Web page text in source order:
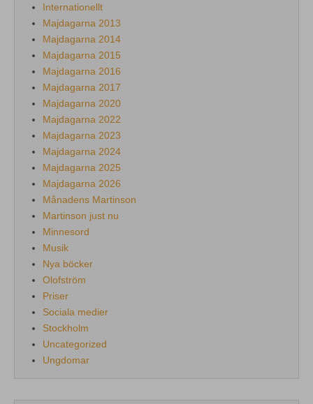
Internationellt
Majdagarna 2013
Majdagarna 2014
Majdagarna 2015
Majdagarna 2016
Majdagarna 2017
Majdagarna 2020
Majdagarna 2022
Majdagarna 2023
Majdagarna 2024
Majdagarna 2025
Majdagarna 2026
Månadens Martinson
Martinson just nu
Minnesord
Musik
Nya böcker
Olofström
Priser
Sociala medier
Stockholm
Uncategorized
Ungdomar